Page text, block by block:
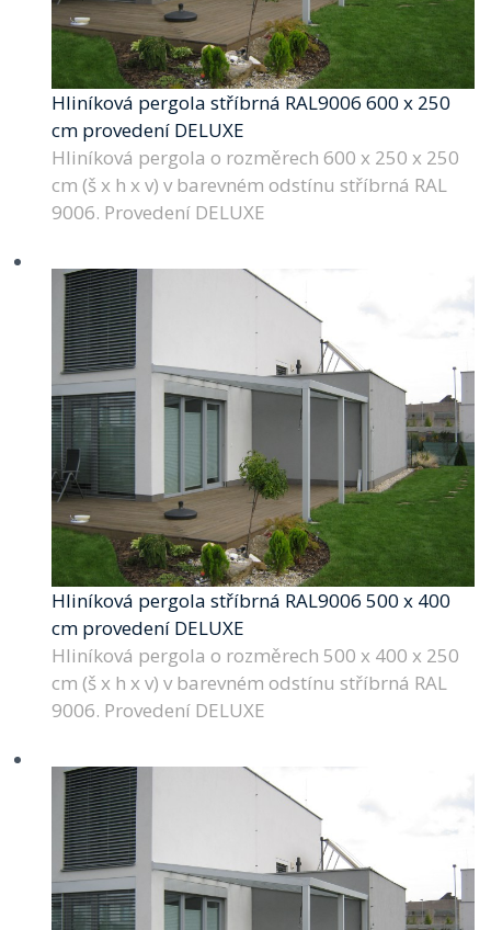
Hliníková pergola stříbrná RAL9006 600 x 250
cm provedení DELUXE
Hliníková pergola o rozměrech 600 x 250 x 250
cm (š x h x v) v barevném odstínu stříbrná RAL
9006. Provedení DELUXE
Hliníková pergola stříbrná RAL9006 500 x 400
cm provedení DELUXE
Hliníková pergola o rozměrech 500 x 400 x 250
cm (š x h x v) v barevném odstínu stříbrná RAL
9006. Provedení DELUXE